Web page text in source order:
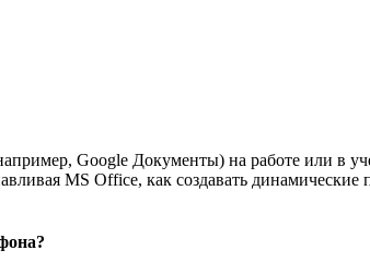
Google Документы) на работе или в
MS Office, как создавать